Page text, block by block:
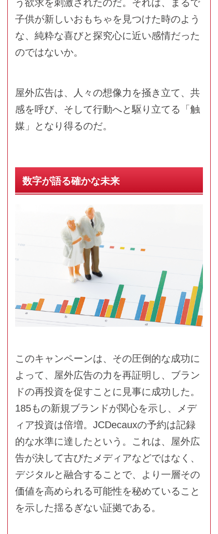
う欲求を刺激されたのだ。それは、まるで
子供が新しいおもちゃを見つけた時のよう
な、純粋な喜びと探究心に近い感情だった
のではないか。
屋外広告は、人々の想像力を掻き立て、共
感を呼び、そして行動へと駆り立てる「触
媒」となり得るのだ。
数字が語る確かな未来
このキャンペーンは、その圧倒的な成功に
よって、屋外広告の力を再証明し、ブラン
ドの再投資を促すことに見事に成功した。
185もの新規ブランドが関心を示し、メデ
ィア投資は倍増。JCDecauxの予約は記録
的な水準に達したという。これは、屋外広
告が決して古びたメディアなどではなく、
デジタルと融合することで、より一層その
価値を高められる可能性を秘めていること
を示した揺るぎない証拠である。